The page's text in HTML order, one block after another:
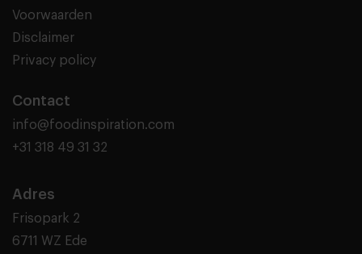
Voorwaarden
Disclaimer
Privacy policy
Contact
info@foodinspiration.com
+31 318 49 31 32
Adres
Frisopark 2
6711 WZ Ede